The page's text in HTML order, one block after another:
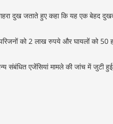
दुख जताते हुए कहा कि यह एक बेहद दुखद
को 2 लाख रुपये और घायलों को 50
एजेंसियां मामले की जांच में जुटी हुई